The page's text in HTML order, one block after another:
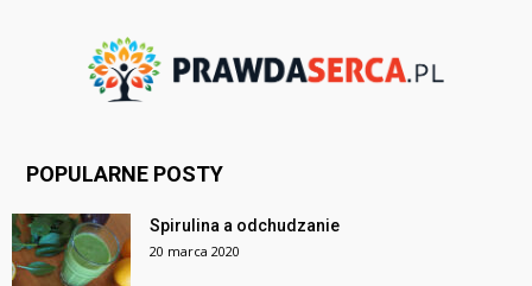
POPULARNE POSTY
Spirulina a odchudzanie
20 marca 2020